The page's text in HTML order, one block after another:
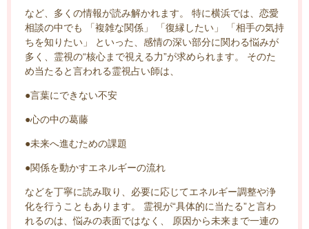
など、多くの情報が読み解かれます。 特に横浜では、恋愛
相談の中でも 「複雑な関係」 「復縁したい」 「相手の気持
ちを知りたい」 といった、感情の深い部分に関わる悩みが
多く、霊視の“核心まで視える力”が求められます。 そのた
め当たると言われる霊視占い師は、
●言葉にできない不安
●心の中の葛藤
●未来へ進むための課題
●関係を動かすエネルギーの流れ
などを丁寧に読み取り、必要に応じてエネルギー調整や浄
化を行うこともあります。 霊視が“具体的に当たる”と言わ
れるのは、悩みの表面ではなく、 原因から未来まで一連の